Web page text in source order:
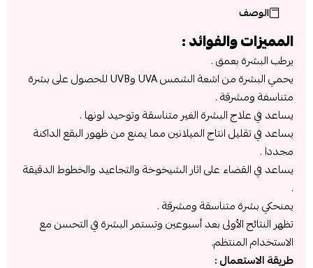
الوصف
المميزات والفوائد :
يرطب البشرة بعمق .
يحمي البشرة من اشعة الشمس UVA وUVB للحصول على بشرة
متناسفة ومشرقة .
يساعد في علاج البشرة الغير متناسقة وتوحيد لونها .
يساعد في تقليل انتاج الميلانين مما يمنع من ظهور البقع الداكنة
مجددا .
يساعد في القضاء على اثار الشيخوخة والتجاعيد والخطوط الدقيقة
.
يمنحكي بشرة متناسقة ومشرقة .
تظهر النتائج الأولى بعد أسبوعين وتستمر البشرة في التحسن مع
الاستخدام المنتظم.
طريقة الاستعمال :